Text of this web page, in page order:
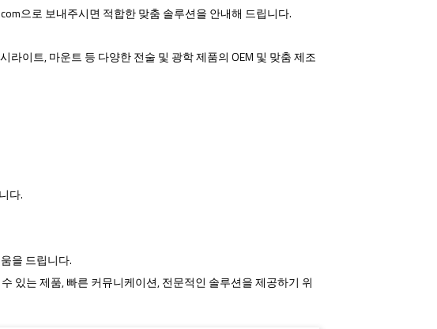
으로 보내주시면 적합한 맞춤 솔루션을 안내해 드립니다.
라이트, 마운트 등 다양한 전술 및 광학 제품의 OEM 및 맞춤 제조
다.
을 드립니다.
있는 제품, 빠른 커뮤니케이션, 전문적인 솔루션을 제공하기 위